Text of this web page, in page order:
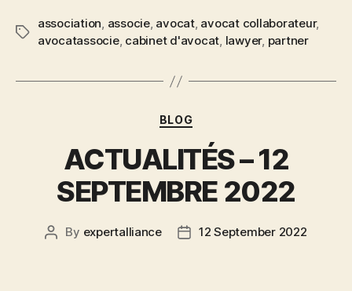
association, associe, avocat, avocat collaborateur,
avocatassocie, cabinet d'avocat, lawyer, partner
BLOG
ACTUALITÉS – 12
SEPTEMBRE 2022
By expertalliance 12 September 2022